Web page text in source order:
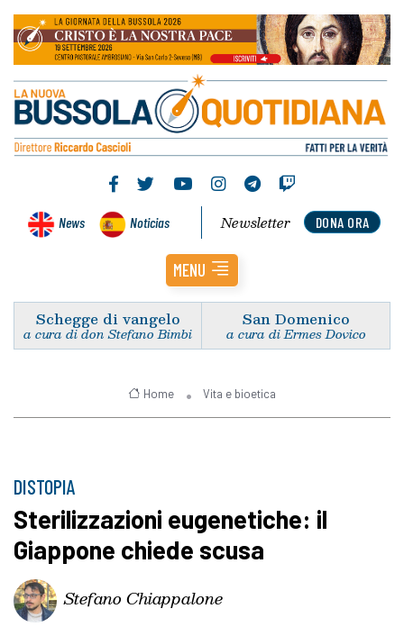
News Noticias DONA ORA
Newsletter
MENU
Schegge di vangelo
a cura di don Stefano Bimbi
San Domenico
a cura di Ermes Dovico
Home Vita e bioetica
DISTOPIA
Sterilizzazioni eugenetiche: il
Giappone chiede scusa
Stefano Chiappalone